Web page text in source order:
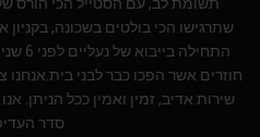
שתרגישו הכי בולטים בשכונה,
שירות אדיב, זמין ואמין ככל הניתן.
סדר